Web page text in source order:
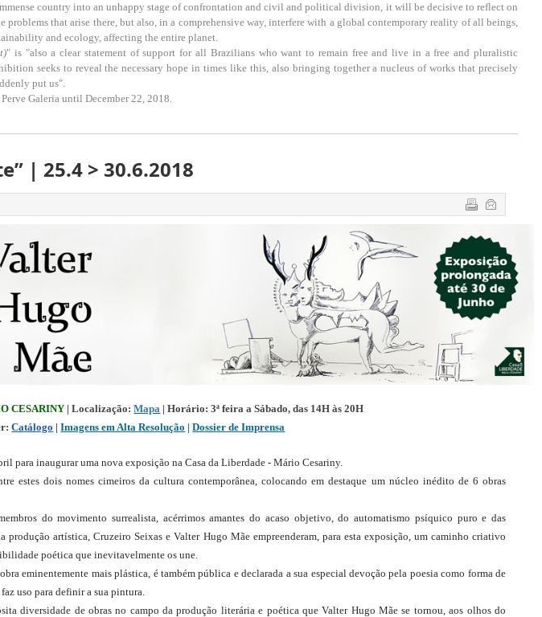
country into an unhappy stage of confrontation and civil and political division, it will be decisive to reflect on
that arise there, but also, in a comprehensive way, interfere with a global contemporary reality of all beings,
and ecology, affecting the entire planet.
" is "also a clear statement of support for all Brazilians who want to remain free and live in a free and pluralistic
seeks to reveal the necessary hope in times like this, also bringing together a nucleus of works that precisely
put us".
Galeria until December 22, 2018.
| 25.4 > 30.6.2018
CESARINY | Localização: Mapa | Horário: 3ª feira a Sábado, das 14H às 20H
Catálogo | Imagens em Alta Resolução | Dossier de Imprensa
para inaugurar uma nova exposição na Casa da Liberdade - Mário Cesariny.
estes dois nomes cimeiros da cultura contemporânea, colocando em destaque um núcleo inédito de 6 obras
do movimento surrealista, acérrimos amantes do acaso objetivo, do automatismo psíquico puro e das
artística, Cruzeiro Seixas e Valter Hugo Mãe empreenderam, para esta exposição, um caminho criativo
poética que inevitavelmente os une.
eminentemente mais plástica, é também pública e declarada a sua especial devoção pela poesia como forma de
uso para definir a sua pintura.
diversidade de obras no campo da produção literária e poética que Valter Hugo Mãe se tornou, aos olhos do